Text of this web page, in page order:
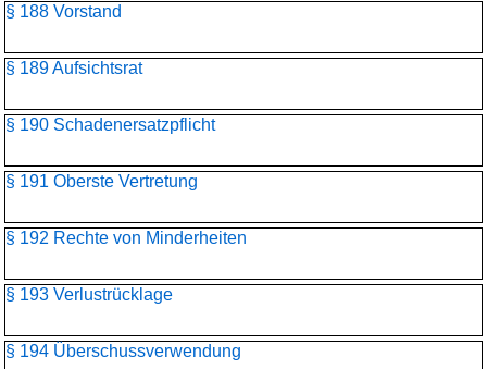
§ 188 Vorstand
§ 189 Aufsichtsrat
§ 190 Schadenersatzpflicht
§ 191 Oberste Vertretung
§ 192 Rechte von Minderheiten
§ 193 Verlustrücklage
§ 194 Überschussverwendung